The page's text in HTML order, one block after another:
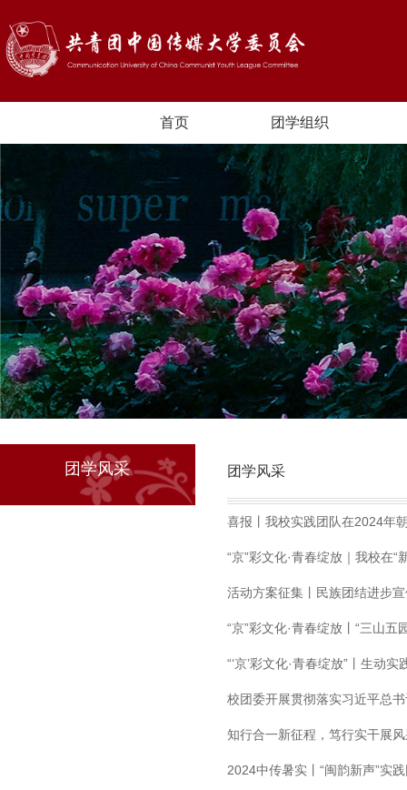
首页 团学组织
团学风采 团学风采
喜报丨我校实践团队在2024年
“京”彩文化·青春绽放｜我校在
活动方案征集丨民族团结进步
“京”彩文化·青春绽放丨“三山
“‘京’彩文化·青春绽放”丨生动
校团委开展贯彻落实习近平总
知行合一新征程，笃行实干展
2024中传暑实丨“闽韵新声”实